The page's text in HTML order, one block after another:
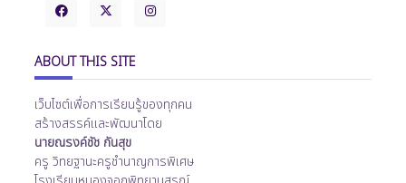
ABOUT THIS SITE
เว็บไซต์เพื่อการเรียนรู้ของทุกคน
สร้างสรรค์และพัฒนาโดย
นายณรงค์ชัช กันสุข
ครู วิทยฐานะครูชำนาญการพิเศษ